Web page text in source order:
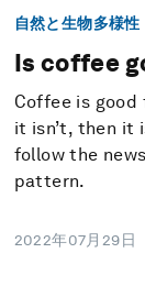
自然と生物多様性
Is coffee
Coffee is good
it isn’t, then it
follow the
pattern.
2022年07月29日